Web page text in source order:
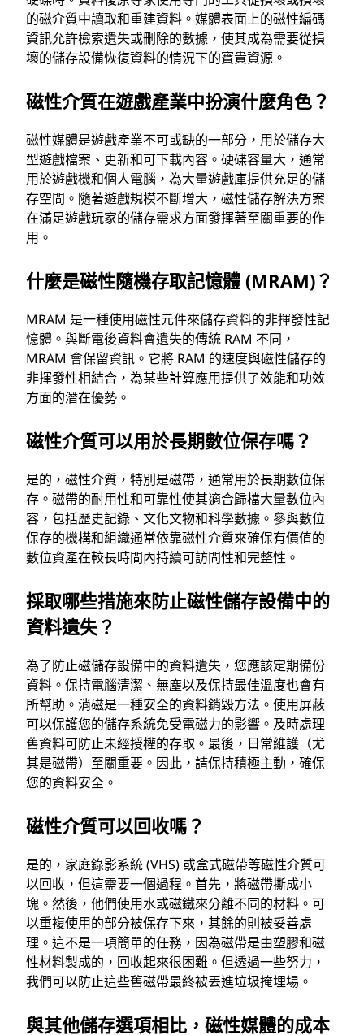
的磁介質中讀取和重建資料。媒體表面上的磁性編碼
資訊允許檢索遺失或刪除的數據，使其成為需要從損
壞的儲存設備恢復資料的情況下的寶貴資源。
磁性介質在遊戲產業中扮演什麼角色？
磁性媒體是遊戲產業不可或缺的一部分，用於儲存大
型遊戲檔案、更新和可下載內容。硬碟容量大，通常
用於遊戲機和個人電腦，為大量遊戲庫提供充足的儲
存空間。隨著遊戲規模不斷增大，磁性儲存解決方案
在滿足遊戲玩家的儲存需求方面發揮著至關重要的作
用。
什麼是磁性隨機存取記憶體 (MRAM)？
MRAM 是一種使用磁性元件來儲存資料的非揮發性記
憶體。與斷電後資料會遺失的傳統 RAM 不同，
MRAM 會保留資訊。它將 RAM 的速度與磁性儲存的
非揮發性相結合，為某些計算應用提供了效能和功效
方面的潛在優勢。
磁性介質可以用於長期數位保存嗎？
是的，磁性介質，特別是磁帶，通常用於長期數位保
存。磁帶的耐用性和可靠性使其適合歸檔大量數位內
容，包括歷史記錄、文化文物和科學數據。參與數位
保存的機構和組織通常依靠磁性介質來確保有價值的
數位資產在較長時間內持續可訪問性和完整性。
採取哪些措施來防止磁性儲存設備中的
資料遺失？
為了防止磁儲存設備中的資料遺失，您應該定期備份
資料。保持電腦清潔、無塵以及保持最佳溫度也會有
所幫助。消磁是一種安全的資料銷毀方法。使用屏蔽
可以保護您的儲存系統免受電磁力的影響。及時處理
舊資料可防止未經授權的存取。最後，日常維護（尤
其是磁帶）至關重要。因此，請保持積極主動，確保
您的資料安全。
磁性介質可以回收嗎？
是的，家庭錄影系統 (VHS) 或盒式磁帶等磁性介質可
以回收，但這需要一個過程。首先，將磁帶撕成小
塊。然後，他們使用水或磁鐵來分離不同的材料。可
以重複使用的部分被保存下來，其餘的則被妥善處
理。這不是一項簡單的任務，因為磁帶是由塑膠和磁
性材料製成的，回收起來很困難。但透過一些努力，
我們可以防止這些舊磁帶最終被丟進垃圾掩埋場。
與其他儲存選項相比，磁性媒體的成本